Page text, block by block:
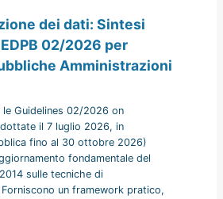
dei dati: Sintesi
02/2026 per
Amministrazioni
le Guidelines 02/2026 on
il 7 luglio 2026, in
fino al 30 ottobre 2026)
fondamentale del
sulle tecniche di
un framework pratico,